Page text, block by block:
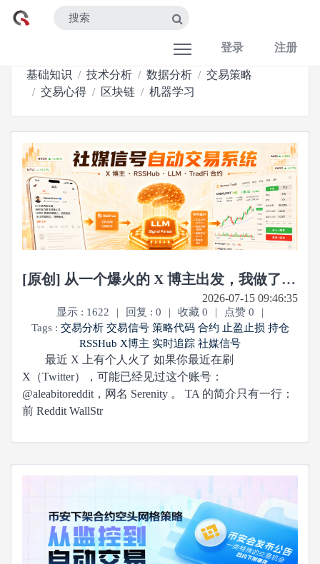
登录 注册
基础知识 技术分析 数据分析
交易策略
交易心得
区块链 机器学习
[原创] 从一个爆火的 X 博主出发，我做了一个实时追踪社媒信号的自动交易系统
2026-07-15 09:46:35
显示 : 1622 | 回复 : 0 | 收藏 0 | 点赞 0
|
Tags : 交易分析 交易信号 策略代码 合约 止盈止损 持仓
RSSHub X博主 实时追踪 社媒信号
最近 X 上有个人火了 如果你最近在刷
X（Twitter），可能已经见过这个账号：
@aleabitoreddit，网名 Serenity 。 TA 的简介只有一行：
前 Reddit WallStr